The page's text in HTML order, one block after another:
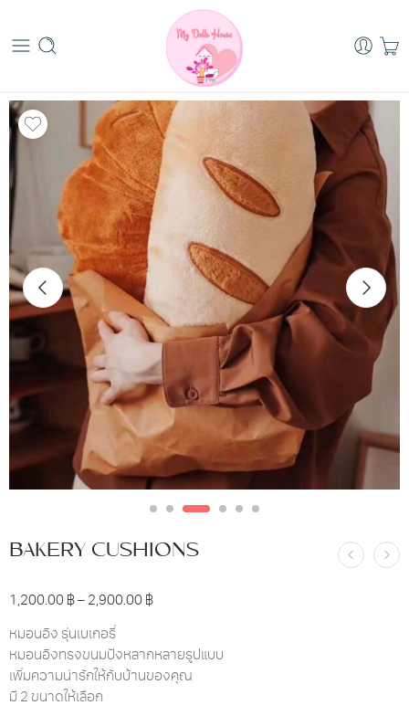
BAKERY CUSHIONS
1,200.00 ฿ – 2,900.00 ฿
หมอนอิง รุ่นเบเกอรี่
หมอนอิงทรงขนมปังหลากหลายรูปแบบ
เพิ่มความน่ารักให้กับบ้านของคุณ
มี 2 ขนาดให้เลือก